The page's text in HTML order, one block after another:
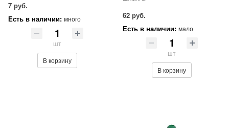
7 руб.
Есть в наличии: много
шт
В корзину
62 руб.
Есть в наличии: мало
шт
В корзину